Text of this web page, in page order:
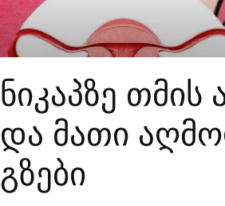
ნიკაპზე თმის
და მათი
გზები